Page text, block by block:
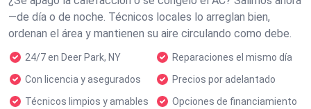
—de día o de noche. Técnicos locales lo arreglan bien,
ordenan el área y mantienen su aire circulando como debe.
24/7 en Deer Park, NY
Reparaciones el mismo día
Con licencia y asegurados
Precios por adelantado
Técnicos limpios y amables
Opciones de financiamiento